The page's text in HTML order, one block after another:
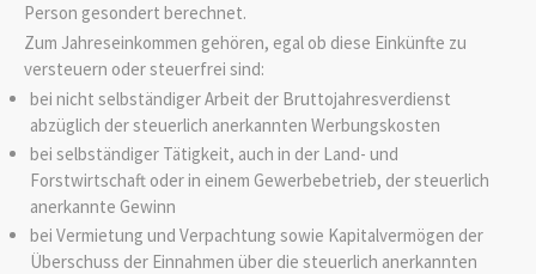
Person gesondert berechnet.
Zum Jahreseinkommen gehören, egal ob diese Einkünfte zu
versteuern oder steuerfrei sind:
bei nicht selbständiger Arbeit der Bruttojahresverdienst
abzüglich der steuerlich anerkannten Werbungskosten
bei selbständiger Tätigkeit, auch in der Land- und
Forstwirtschaft oder in einem Gewerbebetrieb, der steuerlich
anerkannte Gewinn
bei Vermietung und Verpachtung sowie Kapitalvermögen der
Überschuss der Einnahmen über die steuerlich anerkannten